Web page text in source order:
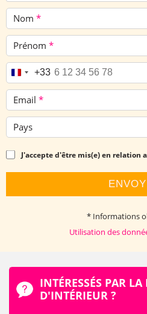
Nom *
Prénom *
Téléphone *
+33
Email *
Pays
J'accepte d'être mis(e) en relation
* Informations
Utilisation des
INTÉRESSÉS PAR
D'INTÉRIEUR ?